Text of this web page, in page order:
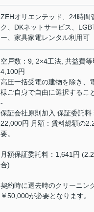
ZEHオリエンテッド、24時間
ク、DKネットサービス、
ー、家具家電レンタル利用可
空戸数：9, 2×4工法, 共益費
4,100円
高圧一括受電の建物を除き、
様ご自身で自由に選択するこ
-
保証会社原則加入 保証委託料
22,000円 月額：賃料総額の
要。
月額保証委託料：1,641円
合)
契約時に退去時のクリーニン
￥50,000が必要となります。